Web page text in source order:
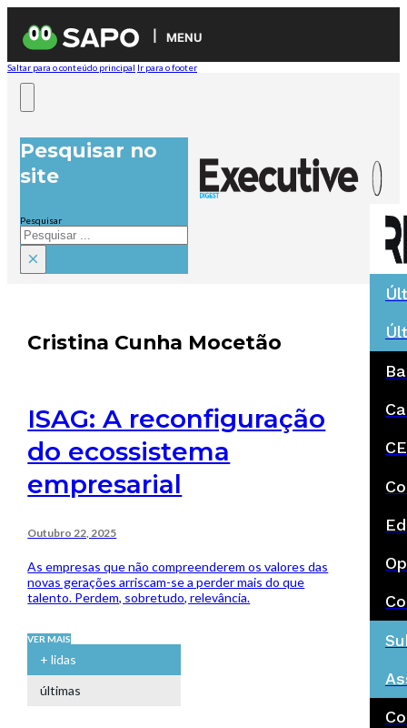
MENU
Saltar para o conteúdo principal Ir para o footer
Pesquisar no
site
Pesquisar
×
Cristina Cunha Mocetão
ISAG: A reconfiguração
do ecossistema
empresarial
Outubro 22, 2025
As empresas que não compreenderem os valores das
novas gerações arriscam-se a perder mais do que
talento. Perdem, sobretudo, relevância.
VER MAIS
+ lidas
últimas